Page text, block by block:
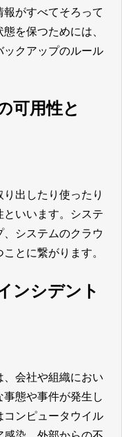
がすべてそろって
を保つためには、
ックアップのルール
可用性と
出したり使ったり
いいます。システ
システムのクラウ
とに繋がります。
ンシデント
会社や組織におい
態や事件が発生し
コンピュータウイル